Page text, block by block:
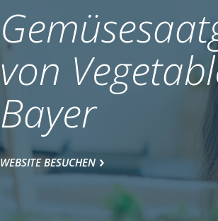
von
Bayer
WEBSITE BESUCHEN